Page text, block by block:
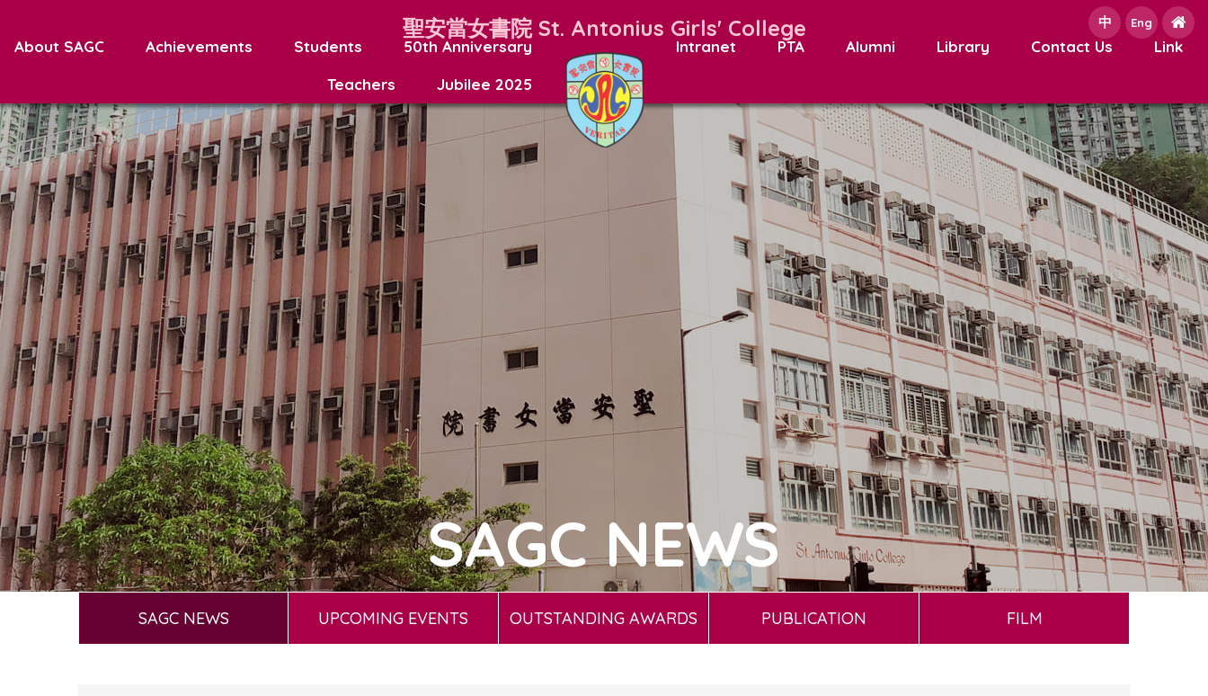
聖安當女書院 St. Antonius Girls' College 中 Eng
About SAGC Achievements Students
50th Anniversary
Teachers
Jubilee 2025
Intranet PTA Alumni Library Contact Us Link
SAGC NEWS
SAGC NEWS UPCOMING EVENTS OUTSTANDING AWARDS PUBLICATION FILM